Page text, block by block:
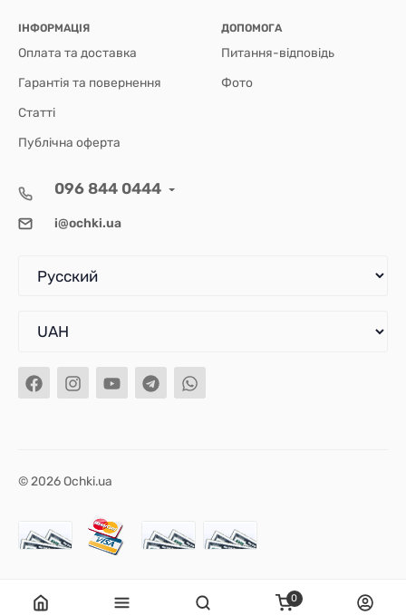
ІНФОРМАЦІЯ
Оплата та доставка
Гарантія та повернення
Статті
Публічна оферта
ДОПОМОГА
Питання-відповідь
Фото
096 844 0444
i@ochki.ua
© 2026 Ochki.ua
0